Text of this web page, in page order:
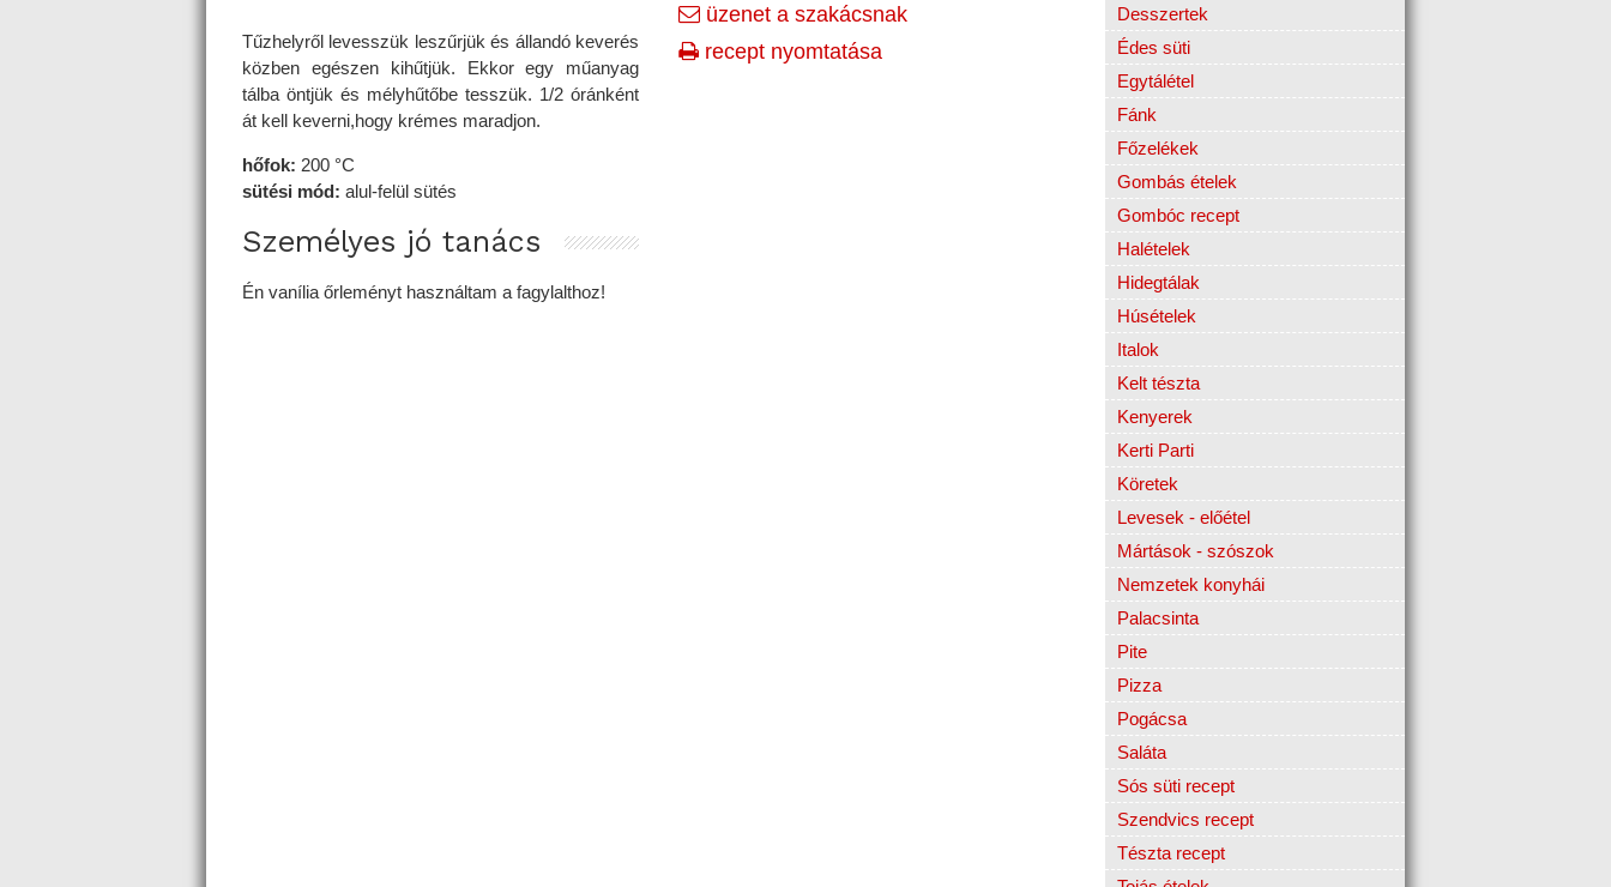
Tűzhelyről levesszük leszűrjük és állandó keverés
közben egészen kihűtjük. Ekkor egy műanyag
tálba öntjük és mélyhűtőbe tesszük. 1/2 óránként
át kell keverni,hogy krémes maradjon.
hőfok: 200 °C
sütési mód: alul-felül sütés
Személyes jó tanács
Én vanília őrleményt használtam a fagylalthoz!
üzenet a szakácsnak
recept nyomtatása
Desszertek
Édes süti
Egytálétel
Fánk
Főzelékek
Gombás ételek
Gombóc recept
Halételek
Hidegtálak
Húsételek
Italok
Kelt tészta
Kenyerek
Kerti Parti
Köretek
Levesek - előétel
Mártások - szószok
Nemzetek konyhái
Palacsinta
Pite
Pizza
Pogácsa
Saláta
Sós süti recept
Szendvics recept
Tészta recept